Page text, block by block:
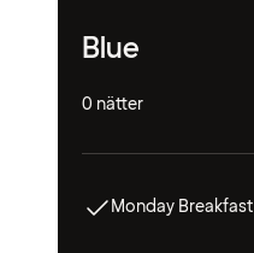
Blue
0 nätter
Monday Breakfast